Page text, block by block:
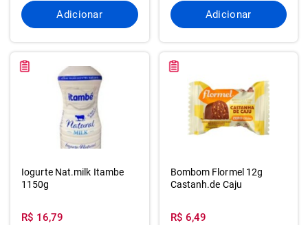
Adicionar Adicionar
Iogurte Nat.milk Itambe
1150g
R$ 16,79
Bombom Flormel 12g
Castanh.de Caju
R$ 6,49